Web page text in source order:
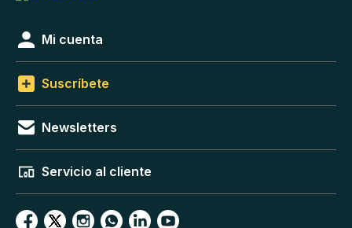
Mi cuenta
Suscríbete
Newsletters
Servicio al cliente